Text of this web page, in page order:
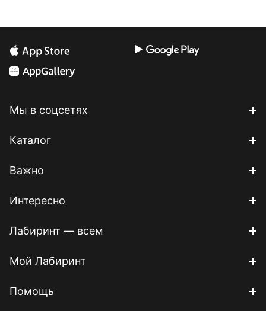
Мы в соцсетях
Каталог
Важно
Интересно
Лабиринт — всем
Мой Лабиринт
Помощь